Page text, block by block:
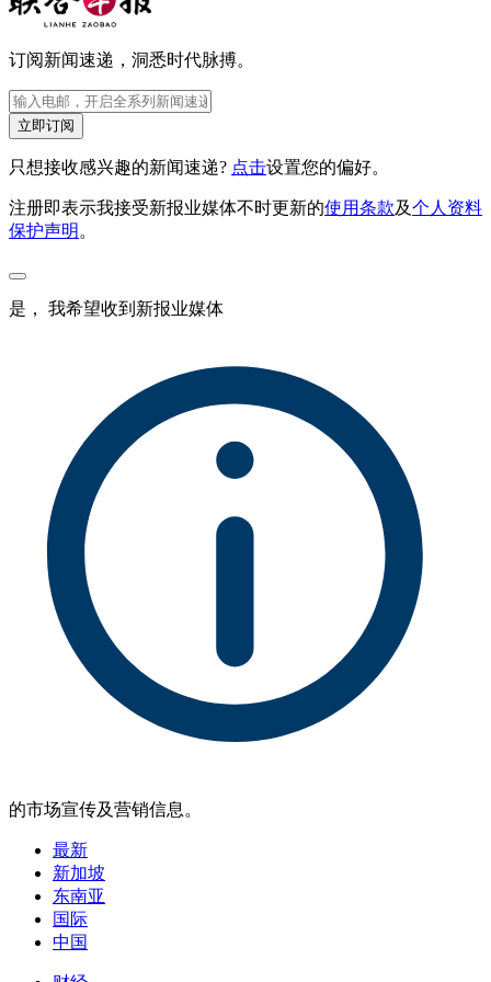
订阅新闻速递，洞悉时代脉搏。
立即订阅
只想接收感兴趣的新闻速递? 点击设置您的偏好。
注册即表示我接受新报业媒体不时更新的使用条款及个人资料
保护声明 。
是， 我希望收到新报业媒体
的市场宣传及营销信息。
最新
新加坡
东南亚
国际
中国